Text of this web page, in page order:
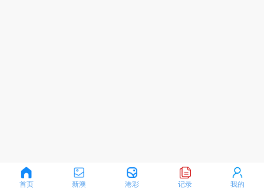
首页 新澳 港彩 记录 我的